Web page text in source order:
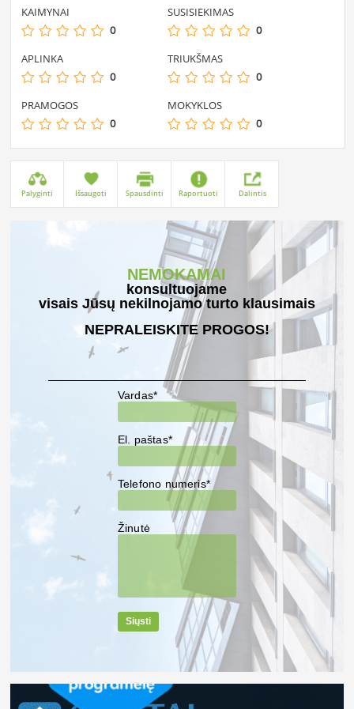
KAIMYNAI
0
SUSISIEKIMAS
0
APLINKA
0
TRIUKŠMAS
0
PRAMOGOS
0
MOKYKLOS
0
Palyginti Išsaugoti Spausdinti Raportuoti Dalintis
NEMOKAMAI
konsultuojame
visais Jūsų nekilnojamo turto klausimais
NEPRALEISKITE PROGOS!
Vardas*
El. paštas*
Telefono numeris*
Žinutė
Siųsti